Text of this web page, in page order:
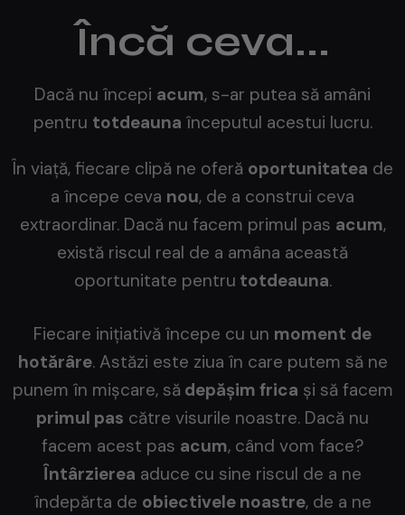
Încă ceva...
Dacă nu începi acum, s-ar putea să amâni
pentru totdeauna începutul acestui lucru.
În viață, fiecare clipă ne oferă oportunitatea de
a începe ceva nou, de a construi ceva
extraordinar. Dacă nu facem primul pas acum,
există riscul real de a amâna această
oportunitate pentru totdeauna.
Fiecare inițiativă începe cu un moment de
hotărâre. Astăzi este ziua în care putem să ne
punem în mișcare, să depășim frica și să facem
primul pas către visurile noastre. Dacă nu
facem acest pas acum, când vom face?
Întârzierea aduce cu sine riscul de a ne
îndepărta de obiectivele noastre, de a ne